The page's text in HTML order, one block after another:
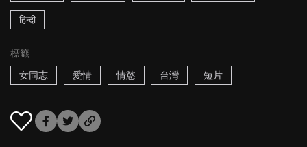
हिन्दी
標籤
女同志
愛情 情慾 台灣 短片